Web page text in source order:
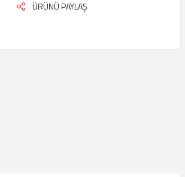
ÜRÜNÜ PAYLAŞ